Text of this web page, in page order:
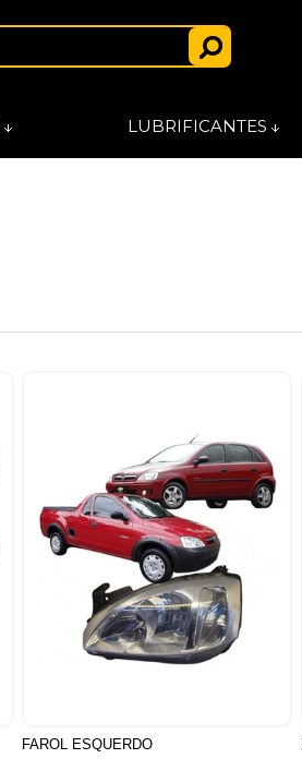
LUBRIFICANTES
FAROL ESQUERDO